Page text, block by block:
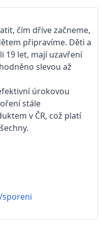
čím dříve začneme,
připravíme. Děti a
19 let, mají uzavření
slevou až
úrokovou
stále
v ČR, což platí